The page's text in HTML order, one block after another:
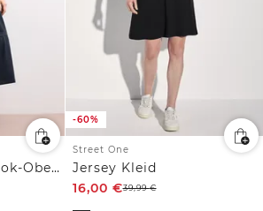
Midi-Kleid mit Smok-Oberteil
-60%
Street One
Jersey Kleid
16,00 €39,99€